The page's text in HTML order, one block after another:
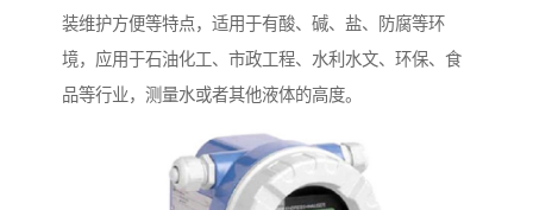
装维护方便等特点，适用于有酸、碱、盐、防腐等环
境，应用于石油化工、市政工程、水利水文、环保、食
品等行业，测量水或者其他液体的高度。